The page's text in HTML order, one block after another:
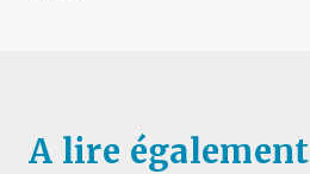
A lire également